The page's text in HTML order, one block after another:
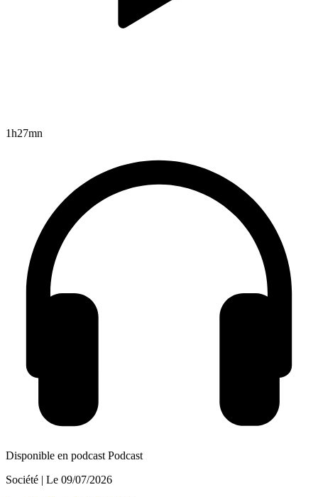
1h27mn
Disponible en podcast Podcast
Société | Le 09/07/2026